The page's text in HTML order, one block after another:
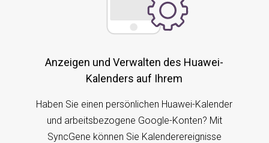
Anzeigen und Verwalten des Huawei-
Kalenders auf Ihrem
Haben Sie einen persönlichen Huawei-Kalender
und arbeitsbezogene Google-Konten? Mit
SyncGene können Sie Kalenderereignisse